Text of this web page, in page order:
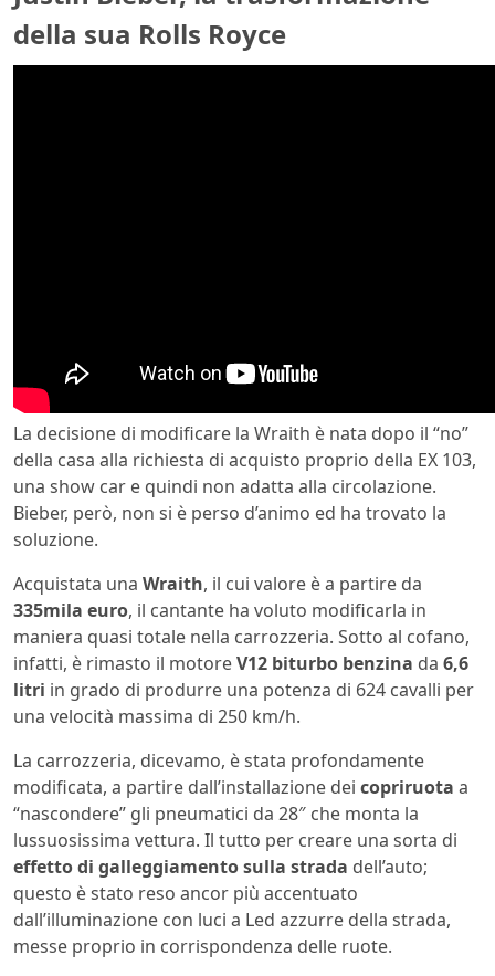
della sua Rolls Royce
La decisione di modificare la Wraith è nata dopo il “no”
della casa alla richiesta di acquisto proprio della EX 103,
una show car e quindi non adatta alla circolazione.
Bieber, però, non si è perso d’animo ed ha trovato la
soluzione.
Acquistata una Wraith, il cui valore è a partire da
335mila euro, il cantante ha voluto modificarla in
maniera quasi totale nella carrozzeria. Sotto al cofano,
infatti, è rimasto il motoreV12 biturbo benzina da 6,6
litri in grado di produrre una potenza di 624 cavalli per
una velocità massima di 250 km/h.
La carrozzeria, dicevamo, è stata profondamente
modificata, a partire dall’installazione dei copriruota a
“nascondere” gli pneumatici da 28″ che monta la
lussuosissima vettura. Il tutto per creare una sorta di
effetto di galleggiamento sulla strada dell’auto;
questo è stato reso ancor più accentuato
dall’illuminazione con luci a Led azzurre della strada,
messe proprio in corrispondenza delle ruote.